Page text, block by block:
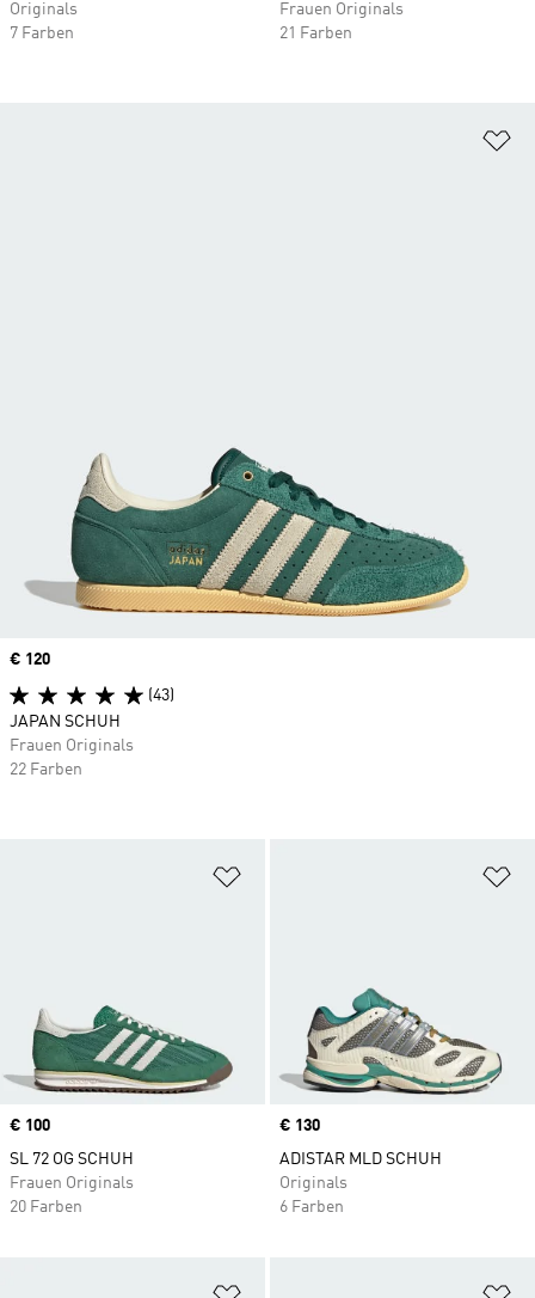
Originals
7 Farben
Frauen Originals
21 Farben
Price
€ 100
SL 72 OG SCHUH
Frauen Originals
20 Farben
Price
€ 130
ADISTAR MLD SCHUH
Originals
6 Farben
Price
€ 120
(43)
JAPAN SCHUH
Frauen Originals
22 Farben